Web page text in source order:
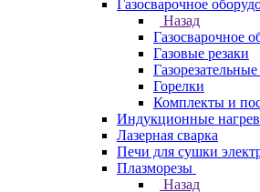
Газосварочное
Назад
Газосварочное
Газовые резаки
Горелки
Комплекты и
Индукционные
Лазерная сварка
Печи для сушки
Плазморезы
Назад